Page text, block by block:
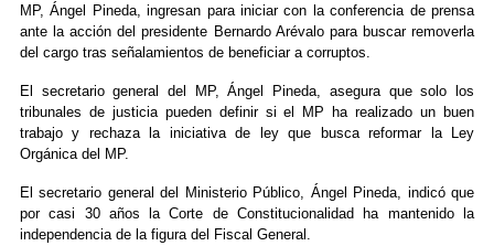
MP, Ángel Pineda, ingresan para iniciar con la conferencia de prensa
ante la acción del presidente Bernardo Arévalo para buscar removerla
del cargo tras señalamientos de beneficiar a corruptos.
El secretario general del MP, Ángel Pineda, asegura que solo los
tribunales de justicia pueden definir si el MP ha realizado un buen
trabajo y rechaza la iniciativa de ley que busca reformar la Ley
Orgánica del MP.
El secretario general del Ministerio Público, Ángel Pineda, indicó que
por casi 30 años la Corte de Constitucionalidad ha mantenido la
independencia de la figura del Fiscal General.